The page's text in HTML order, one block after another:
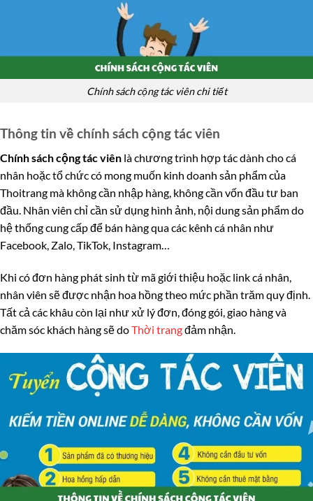
Chính sách cộng tác viên chi tiết
Thông tin về chính sách cộng tác viên
Chính sách cộng tác viên là chương trình hợp tác dành cho cá
nhân hoặc tổ chức có mong muốn kinh doanh sản phẩm của
Thoitrang mà không cần nhập hàng, không cần vốn đầu tư ban
đầu. Nhân viên chỉ cần sử dụng hình ảnh, nội dung sản phẩm do
hệ thống cung cấp để bán hàng qua các kênh cá nhân như
Facebook, Zalo, TikTok, Instagram…
Khi có đơn hàng phát sinh từ mã giới thiệu hoặc link cá nhân,
nhân viên sẽ được nhận hoa hồng theo mức phần trăm quy định.
Tất cả các khâu còn lại như xử lý đơn, đóng gói, giao hàng và
chăm sóc khách hàng sẽ doThời trangđảm nhận.